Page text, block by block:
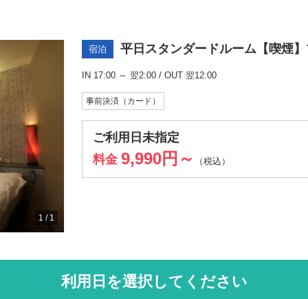
1 / 1
宿泊 平日スタンダードルーム【喫煙
IN 17:00 ～ 翌2:00 / OUT 翌12:00
事前決済（カード）
ご利用日未指定
料金 9,990円～ （税込）
利用日を選択してください